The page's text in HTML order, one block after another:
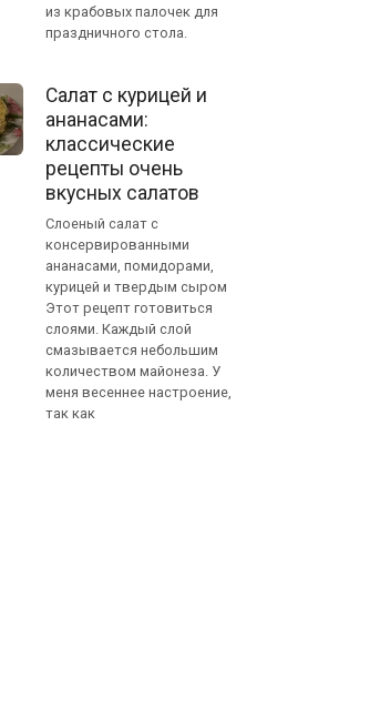
из крабовых палочек для
праздничного стола.
Салат с курицей и
ананасами:
классические
рецепты очень
вкусных салатов
Слоеный салат с
консервированными
ананасами, помидорами,
курицей и твердым сыром
Этот рецепт готовиться
слоями. Каждый слой
смазывается небольшим
количеством майонеза. У
меня весеннее настроение,
так как